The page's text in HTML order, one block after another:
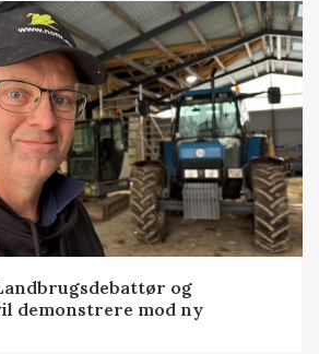
og
demonstrere mod ny